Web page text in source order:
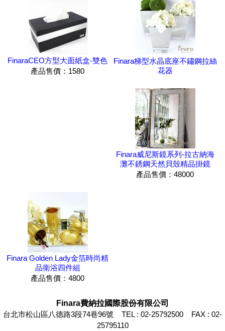
FinaraCEO方型大面紙盒-雙色
產品售價：1580
Finara梯型水晶底座不鏽鋼拉絲
花器
Finara威尼斯鏡系列-拉古納海
灘不銹鋼天然貝殼精品掛鏡
產品售價：48000
Finara Golden Lady金箔時尚精
品衛浴四件組
產品售價：4800
Finara費納拉國際股份有限公司
台北市松山區八德路3段74巷96號 TEL : 02-25792500 FAX : 02-
25795110